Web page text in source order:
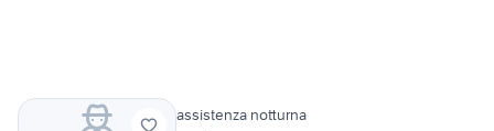
assistenza notturna